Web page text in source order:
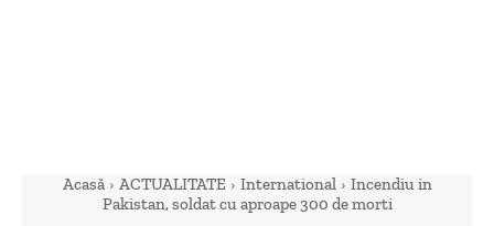
Acasă ACTUALITATE International
Incendiu in
Pakistan, soldat cu aproape 300 de morti